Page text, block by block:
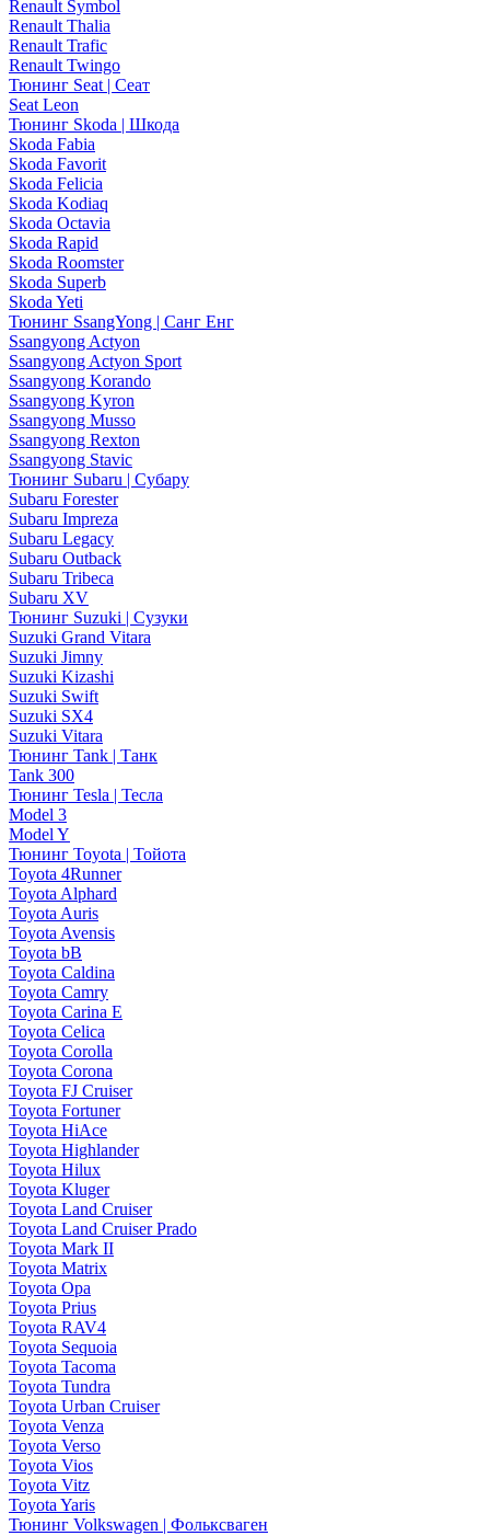
Renault Symbol
Renault Thalia
Renault Trafic
Renault Twingo
Тюнинг Seat | Сеат
Seat Leon
Тюнинг Skoda | Шкода
Skoda Fabia
Skoda Favorit
Skoda Felicia
Skoda Kodiaq
Skoda Octavia
Skoda Rapid
Skoda Roomster
Skoda Superb
Skoda Yeti
Тюнинг SsangYong | Санг Енг
Ssangyong Actyon
Ssangyong Actyon Sport
Ssangyong Korando
Ssangyong Kyron
Ssangyong Musso
Ssangyong Rexton
Ssangyong Stavic
Тюнинг Subaru | Субару
Subaru Forester
Subaru Impreza
Subaru Legacy
Subaru Outback
Subaru Tribeca
Subaru XV
Тюнинг Suzuki | Сузуки
Suzuki Grand Vitara
Suzuki Jimny
Suzuki Kizashi
Suzuki Swift
Suzuki SX4
Suzuki Vitara
Тюнинг Tank | Танк
Tank 300
Тюнинг Tesla | Тесла
Model 3
Model Y
Тюнинг Toyota | Тойота
Toyota 4Runner
Toyota Alphard
Toyota Auris
Toyota Avensis
Toyota bB
Toyota Caldina
Toyota Camry
Toyota Carina E
Toyota Celica
Toyota Corolla
Toyota Corona
Toyota FJ Cruiser
Toyota Fortuner
Toyota HiAce
Toyota Highlander
Toyota Hilux
Toyota Kluger
Toyota Land Cruiser
Toyota Land Cruiser Prado
Toyota Mark II
Toyota Matrix
Toyota Opa
Toyota Prius
Toyota RAV4
Toyota Sequoia
Toyota Tacoma
Toyota Tundra
Toyota Urban Cruiser
Toyota Venza
Toyota Verso
Toyota Vios
Toyota Vitz
Toyota Yaris
Тюнинг Volkswagen | Фольксваген